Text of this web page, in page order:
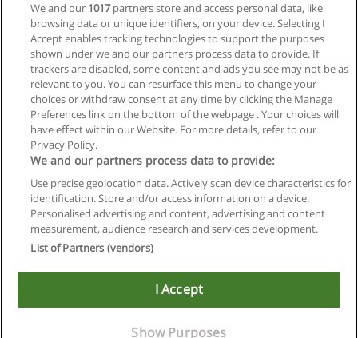
Regras de uso
Privacidade de dados
Entrar em contato com Educaedu
Copyright © Educaedu Business S.L. - CIF : B-95610580: -
We and our 1017partners store and access personal data, like
browsing data or unique identifiers, on your device. Selecting I
Accept enables tracking technologies to support the purposes
shown under we and our partners process data to provide. If
trackers are disabled, some content and ads you see may not be as
relevant to you. You can resurface this menu to change your
choices or withdraw consent at any time by clicking the Manage
Preferences link on the bottom of the webpage . Your choices will
have effect within our Website. For more details, refer to our
Privacy Policy.
We and our partners process data to provide:
Use precise geolocation data. Actively scan device characteristics for
identification. Store and/or access information on a device.
Personalised advertising and content, advertising and content
measurement, audience research and services development.
List of Partners (vendors)
I Accept
Show Purposes